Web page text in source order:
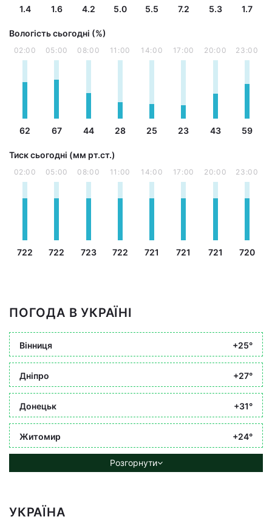
1.4 1.6 4.2 5.0 5.5 7.2 5.3 1.7
Вологість сьогодні (%)
02:00
62
05:00
67
08:00
44
11:00
28
14:00
25
17:00
23
20:00
43
23:00
59
Тиск сьогодні (мм рт.ст.)
02:00
722
05:00
722
08:00
723
11:00
722
14:00
721
17:00
721
20:00
721
23:00
720
ПОГОДА В УКРАЇНІ
Вінниця +25°
Дніпро +27°
Донецьк +31°
Житомир +24°
Розгорнути
УКРАЇНА